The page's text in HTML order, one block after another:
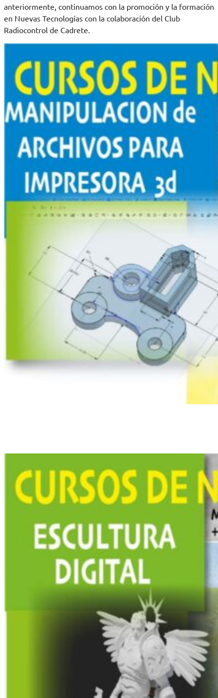
anteriormente, continuamos con la promoción y la formación
en Nuevas Tecnologías con la colaboración del Club
Radiocontrol de Cadrete.